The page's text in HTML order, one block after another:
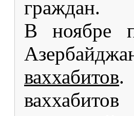
граждан.
В ноябре
ваххабитов.